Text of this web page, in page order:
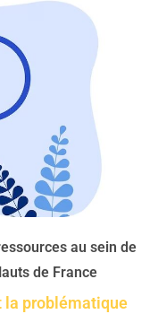
au sein de
de France
la problématique